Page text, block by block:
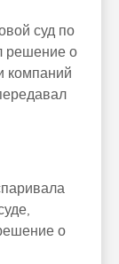
суд по
решение о
компаний
о